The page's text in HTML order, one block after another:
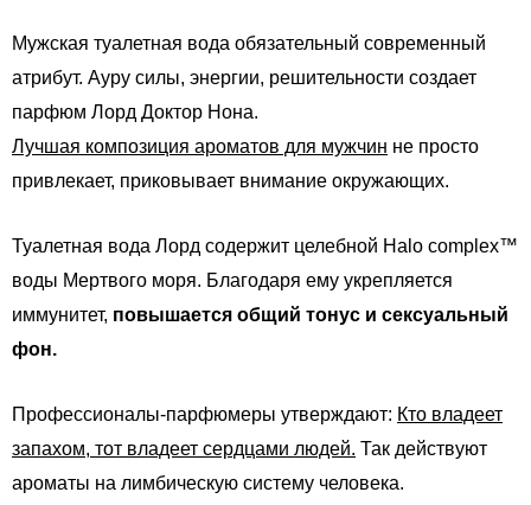
Мужская туалетная вода обязательный современный
атрибут. Ауру силы, энергии, решительности создает
парфюм Лорд Доктор Нона.
Лучшая композиция ароматов для мужчин не просто
привлекает, приковывает внимание окружающих.
Туалетная вода Лорд содержит целебной Halo complex™
воды Мертвого моря. Благодаря ему укрепляется
иммунитет, повышается общий тонус и сексуальный
фон.
Профессионалы-парфюмеры утверждают: Кто владеет
запахом, тот владеет сердцами людей. Так действуют
ароматы на лимбическую систему человека.